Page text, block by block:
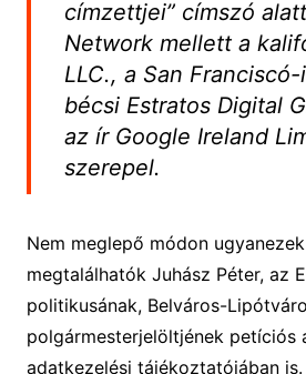
címzettjei” címszó
Network mellett a
LLC., a San
bécsi Estratos Digital
az ír Google Ireland
szerepel.
Nem meglepő módon
megtalálhatók Juhász Péter, az
politikusának, Belváros-
polgármesterjelöltjének petíciós
adatkezelési tájékoztatójában